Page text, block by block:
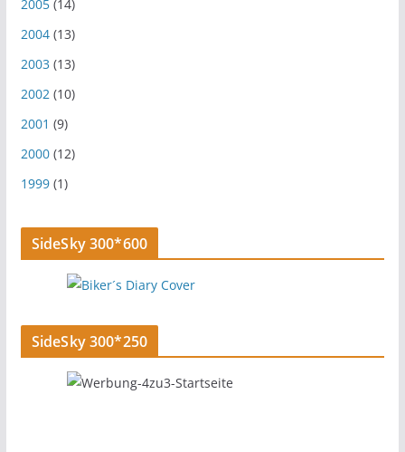
2005(14)
2004(13)
2003 (13)
2002(10)
2001 (9)
2000(12)
1999(1)
SideSky 300*600
SideSky 300*250